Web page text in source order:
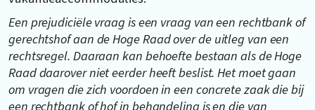
Een prejudiciële vraag is een vraag van een rechtbank of
gerechtshof aan de Hoge Raad over de uitleg van een
rechtsregel. Daaraan kan behoefte bestaan als de Hoge
Raad daarover niet eerder heeft beslist. Het moet gaan
om vragen die zich voordoen in een concrete zaak die bij